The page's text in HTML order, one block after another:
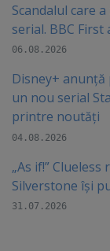
Scandalul care
serial. BBC
06.08.2026
Disney+ anunță
un nou serial
printre noutăți
04.08.2026
„As if!”
Silverstone își
31.07.2026